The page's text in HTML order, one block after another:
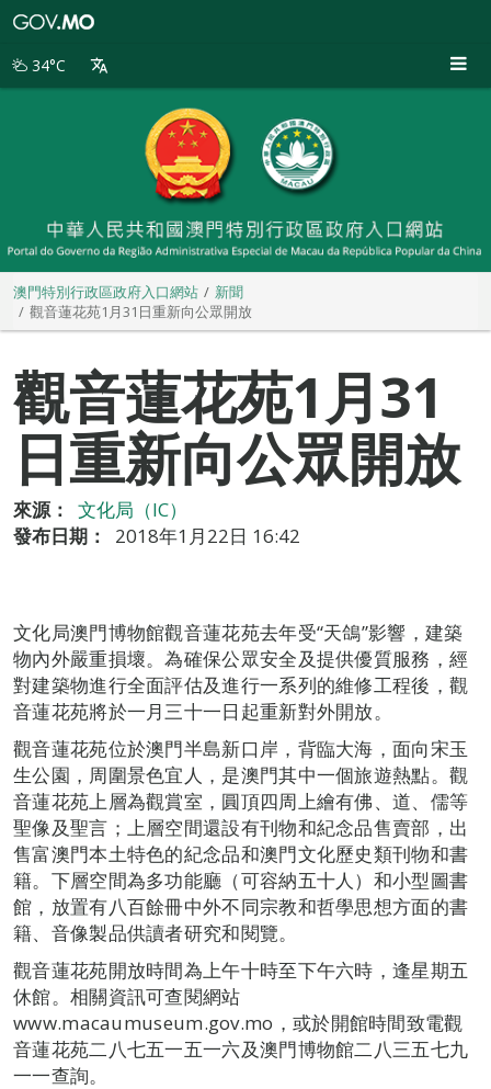
別
34°C
澳門特別行政區政府入口網站
新聞
觀音蓮花苑1月31日重新向公眾開放
觀音蓮花苑1月31
日重新向公眾開放
來源：
文化局（IC）
發布日期：
2018年1月22日 16:42
文化局澳門博物館觀音蓮花苑去年受“天鴿”影響，建築
物內外嚴重損壞。為確保公眾安全及提供優質服務，經
對建築物進行全面評估及進行一系列的維修工程後，觀
音蓮花苑將於一月三十一日起重新對外開放。
觀音蓮花苑位於澳門半島新口岸，背臨大海，面向宋玉
生公園，周圍景色宜人，是澳門其中一個旅遊熱點。觀
音蓮花苑上層為觀賞室，圓頂四周上繪有佛、道、儒等
聖像及聖言；上層空間還設有刊物和紀念品售賣部，出
售富澳門本土特色的紀念品和澳門文化歷史類刊物和書
籍。下層空間為多功能廳（可容納五十人）和小型圖書
館，放置有八百餘冊中外不同宗教和哲學思想方面的書
籍、音像製品供讀者研究和閱覽。
觀音蓮花苑開放時間為上午十時至下午六時，逢星期五
休館。相關資訊可查閱網站
www.macaumuseum.gov.mo，或於開館時間致電觀
音蓮花苑二八七五一五一六及澳門博物館二八三五七九
一一查詢。